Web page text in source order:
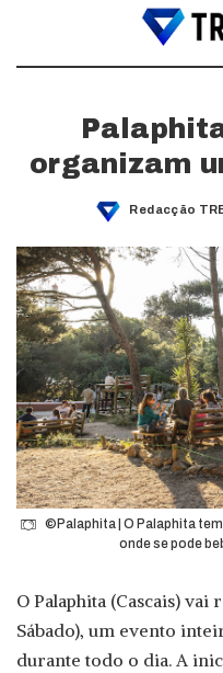
organizam
Posted
Redacção
©Palaphita | O Palaphita
onde se pode
O Palaphita (Cascais) vai
Sábado), um evento
durante todo o dia. A